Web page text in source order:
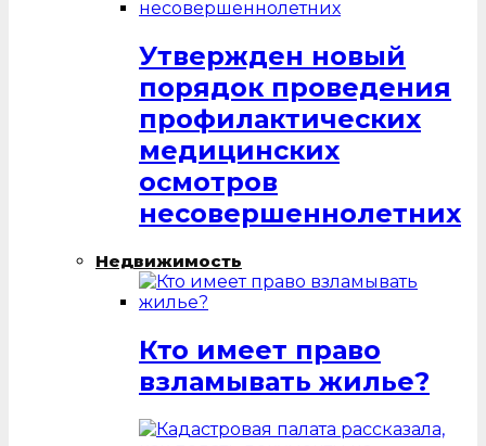
Утвержден новый
порядок проведения
профилактических
медицинских
осмотров
несовершеннолетних
Недвижимость
Кто имеет право
взламывать жилье?